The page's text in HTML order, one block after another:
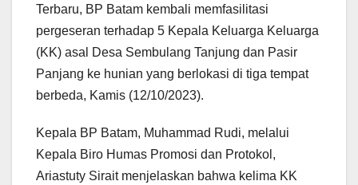
Terbaru, BP Batam kembali memfasilitasi
pergeseran terhadap 5 Kepala Keluarga Keluarga
(KK) asal Desa Sembulang Tanjung dan Pasir
Panjang ke hunian yang berlokasi di tiga tempat
berbeda, Kamis (12/10/2023).
Kepala BP Batam, Muhammad Rudi, melalui
Kepala Biro Humas Promosi dan Protokol,
Ariastuty Sirait menjelaskan bahwa kelima KK